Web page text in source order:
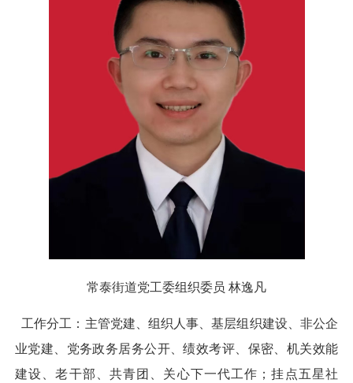
常泰街道党工委组织委员 林逸凡
工作分工：主管党建、组织人事、基层组织建设、非公企
业党建、党务政务居务公开、绩效考评、保密、机关效能
建设、老干部、共青团、关心下一代工作；挂点五星社